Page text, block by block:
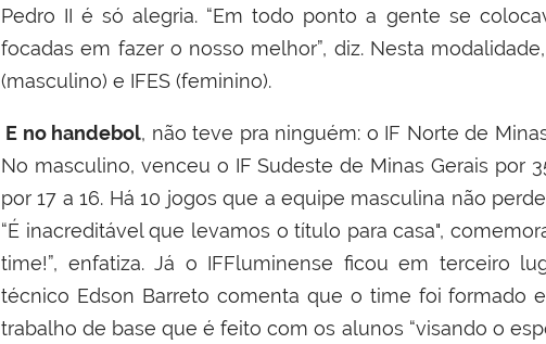
Pedro II é só alegria. “Em todo ponto a gente se
focadas em fazer o nosso melhor”, diz. Nesta
(masculino) e IFES (feminino).
E no handebol, não teve pra ninguém: o IF Norte de
No masculino, venceu o IF Sudeste de Minas Gerais por
por 17 a 16. Há 10 jogos que a equipe masculina não
“É inacreditável que levamos o título para casa", c
time!”, enfatiza. Já o IFFluminense ficou em terceiro
técnico Edson Barreto comenta que o time foi formado
trabalho de base que é feito com os alunos “visando o